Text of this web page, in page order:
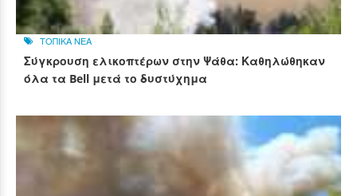
ΤΟΠΙΚΑ ΝΕΑ
Σύγκρουση ελικοπτέρων στην Ψάθα: Καθηλώθηκαν
όλα τα Bell μετά το δυστύχημα